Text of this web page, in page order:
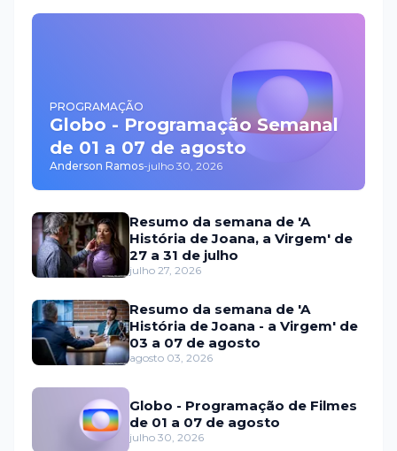
PROGRAMAÇÃO
Globo - Programação Semanal
de 01 a 07 de agosto
Anderson Ramos-julho 30, 2026
Resumo da semana de 'A
História de Joana, a Virgem' de
27 a 31 de julho
julho 27, 2026
Resumo da semana de 'A
História de Joana - a Virgem' de
03 a 07 de agosto
agosto 03, 2026
Globo - Programação de Filmes
de 01 a 07 de agosto
julho 30, 2026